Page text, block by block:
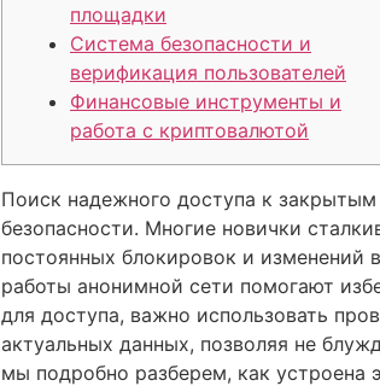
площадки
Система безопасности и
верификация пользователей
Финансовые инструменты и
работа с криптовалютой
Поиск надежного доступа к
безопасности. Многие новички
постоянных блокировок и изменений
работы анонимной сети помогают
для доступа, важно использовать
актуальных данных, позволяя не
мы подробно разберем, как устроена